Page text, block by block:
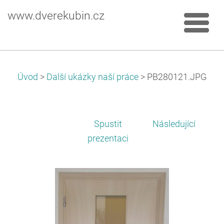
www.dverekubin.cz
Úvod > Další ukázky naší práce > PB280121.JPG
Spustit
prezentaci
Následující